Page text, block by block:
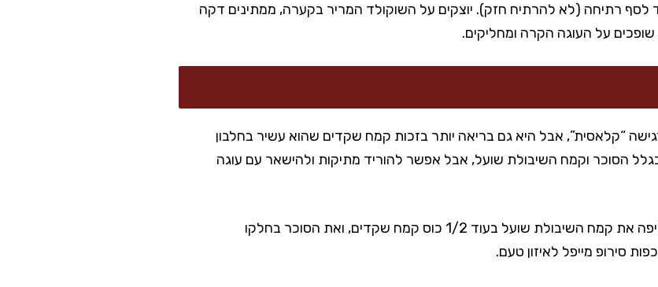
לסף רתיחה (לא להרתיח חזק). יוצקים על השוקולד המריר בקערה, ממתינים דקה
על העוגה הקרה ומחליקים.
“קלאסית”, אבל היא גם בריאה יותר בזכות קמח שקדים שהוא עשיר בחלבון
הסוכר וקמח השיבולת שועל, אבל אפשר להוריד מתיקות ולהישאר עם עוגה
רוצים גרסה יותר דל פחמימות? אני מחליפה את קמח השיבולת שועל בעוד 1/2 כוס קמח שקדים, ואת הסוכר בחלקו